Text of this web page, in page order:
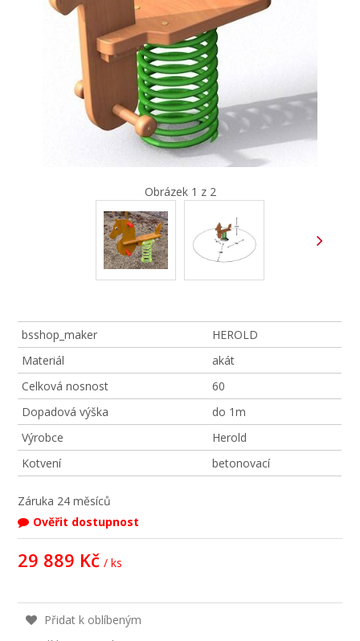
Obrázek 1 z 2
bsshop_maker
HEROLD
Materiál
akát
Celková nosnost
60
Dopadová výška
do 1m
Výrobce
Herold
Kotvení
betonovací
Záruka 24 měsíců
Ověřit dostupnost
29 889 Kč / ks
Přidat k oblíbeným